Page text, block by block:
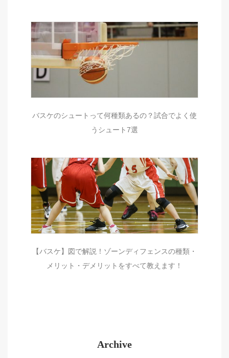
バスケのシュートって何種類あるの？試合でよく使
うシュート7選
【バスケ】図で解説！ゾーンディフェンスの種類・
メリット・デメリットをすべて教えます！
Archive